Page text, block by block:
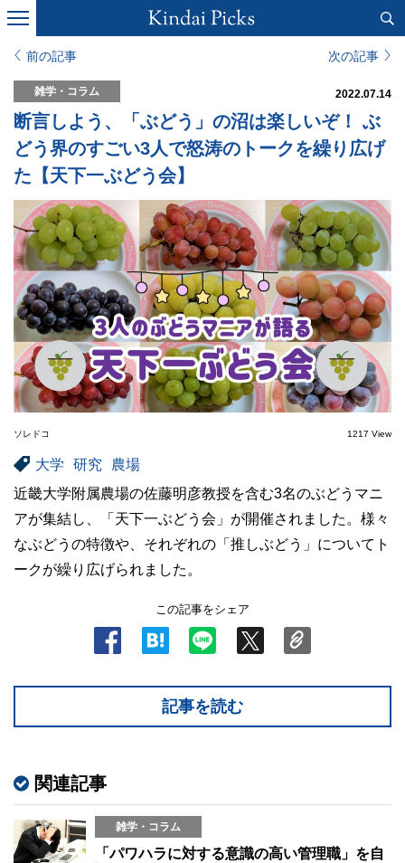
前の記事 次の記事
雑学・コラム 2022.07.14
断言しよう、「ぶどう」の沼は楽しいぞ！ ぶ
どう界のすごい3人で怒涛のトークを繰り広げ
た【天下一ぶどう会】
ソレドコ 1217 View
大学 研究
農場
近畿大学附属農場の佐藤明彦教授を含む3名のぶどうマニ
アが集結し、「天下一ぶどう会」が開催されました。様々
なぶどうの特徴や、それぞれの「推しぶどう」についてト
ークが繰り広げられました。
この記事をシェア
記事を読む
関連記事
雑学・コラム
「パワハラに対する意識の高い管理職」を自